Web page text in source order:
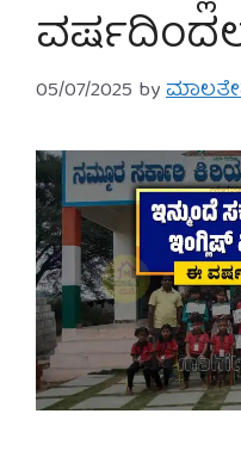
05/07/2025 by